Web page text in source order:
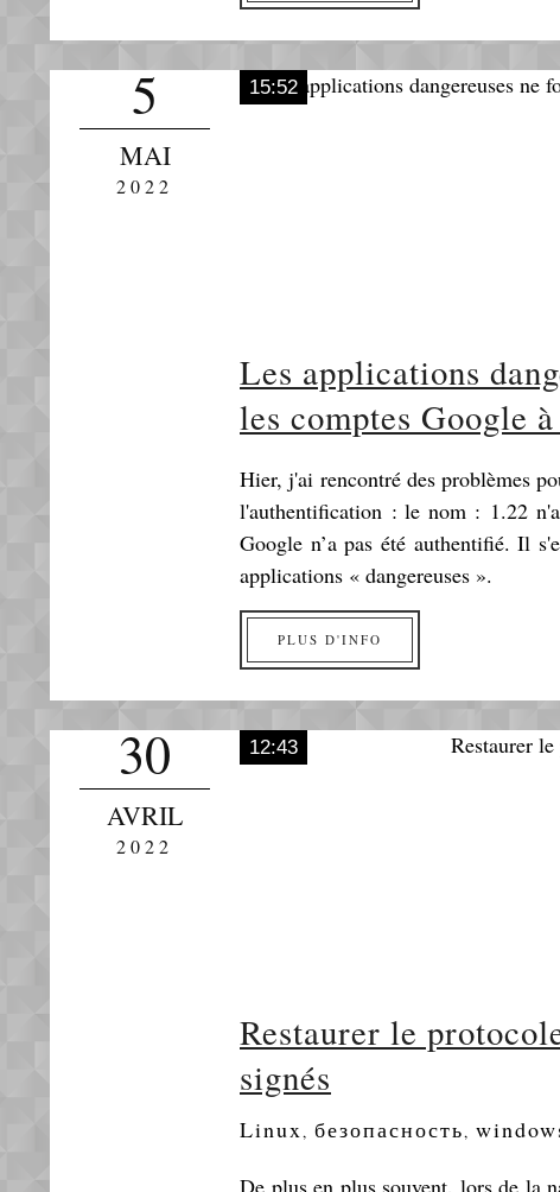
5
MAI
2022
15:52
Les applications
les comptes Google
Hier, j'ai rencontré des problèmes
l'authentification : le nom : 1.22
Google n’a pas été authentifié. Il
applications « dangereuses ».
PLUS D'INFO
30
AVRIL
2022
12:43
Restaurer le
signés
Linux, безопасность,